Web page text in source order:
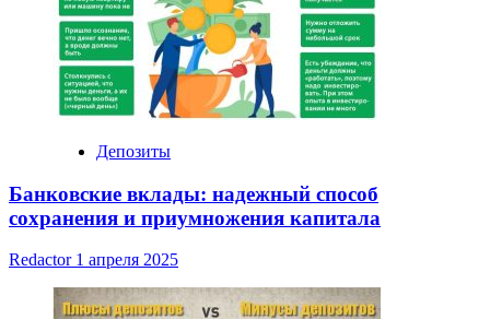
Депозиты
Банковские вклады: надежный способ
сохранения и приумножения капитала
Redactor 1 апреля 2025